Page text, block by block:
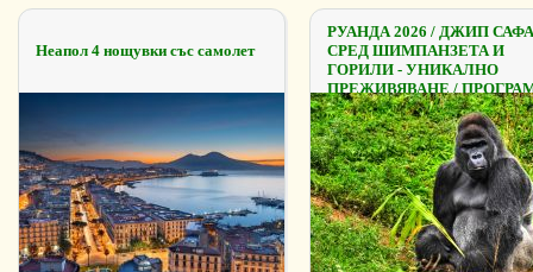
Неапол 4 нощувки със самолет
РУАНДА 2026 / ДЖИП
СРЕД ШИМПАНЗЕТА И
ГОРИЛИ - УНИКАЛНО
ПРЕЖИВЯВАНЕ /
...